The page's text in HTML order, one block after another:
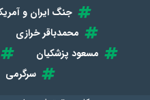
جنگ ایران و
محمدباقر خرازی
مسعود پزشکیان
سرگرمی